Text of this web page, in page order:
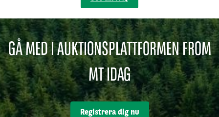
GÅ MED I AUKTIONSPLATTFORMEN FROM
MT IDAG
Registrera dig nu